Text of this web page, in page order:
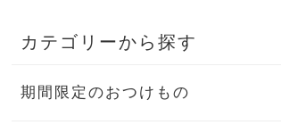
カテゴリーから探す
期間限定のおつけもの